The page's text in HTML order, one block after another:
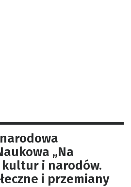
„Na
i narodów.
i przemiany